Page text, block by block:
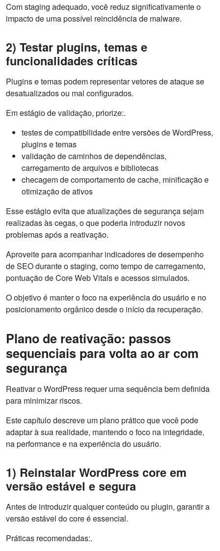
Com staging adequado, você reduz significativamente o
impacto de uma possível reincidência de malware.
2) Testar plugins, temas e
funcionalidades críticas
Plugins e temas podem representar vetores de ataque se
desatualizados ou mal configurados.
Em estágio de validação, priorize:.
testes de compatibilidade entre versões de WordPress,
plugins e temas
validação de caminhos de dependências,
carregamento de arquivos e bibliotecas
checagem de comportamento de cache, minificação e
otimização de ativos
Esse estágio evita que atualizações de segurança sejam
realizadas às cegas, o que poderia introduzir novos
problemas após a reativação.
Aproveite para acompanhar indicadores de desempenho
de SEO durante o staging, como tempo de carregamento,
pontuação de Core Web Vitals e acessos simulados.
O objetivo é manter o foco na experiência do usuário e no
posicionamento orgânico desde o início da recuperação.
Plano de reativação: passos
sequenciais para volta ao ar com
segurança
Reativar o WordPress requer uma sequência bem definida
para minimizar riscos.
Este capítulo descreve um plano prático que você pode
adaptar à sua realidade, mantendo o foco na integridade,
na performance e na experiência do usuário.
1) Reinstalar WordPress core em
versão estável e segura
Antes de introduzir qualquer conteúdo ou plugin, garantir a
versão estável do core é essencial.
Práticas recomendadas:.